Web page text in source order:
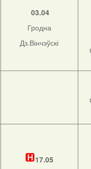
03.04
Гродна
Дз.Вінчэўскі
17.05